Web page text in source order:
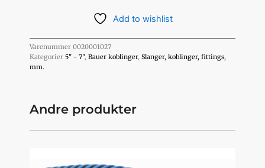
Add to wishlist
Varenummer 0020001027
Kategorier 5" - 7", Bauer koblinger, Slanger, koblinger, fittings,
mm.
Andre produkter